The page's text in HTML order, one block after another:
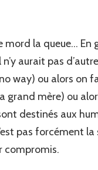
mord la queue…
aurait pas
way) ou alors on
grand mère) ou
destinés aux
pas forcément la
compromis.